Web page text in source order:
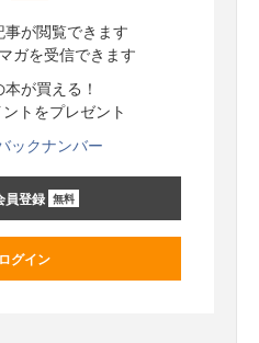
事が閲覧できます
ガを受信できます
本が買える！
トをプレゼント
ックナンバー
員登録 無料
ログイン